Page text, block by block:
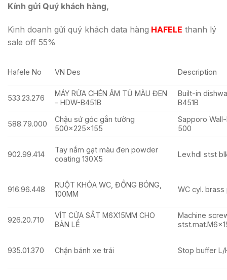
Kính gửi Quý khách hàng,
Kinh doanh gửi quý khách data hàng HAFELE thanh lý
sale off 55%
Hafele No VN Des Description
533.23.276
MÁY RỬA CHÉN ÂM TỦ MÀU ĐEN
– HDW-B451B
Built-in
B451B
588.79.000
Chậu sứ góc gắn tường
500x225x155
Sapporo
500
902.99.414
Tay nắm gạt màu đen powder
coating 130X5
Lev.hdl stst
916.96.448
RUỘT KHÓA WC, ĐỒNG BÓNG,
100MM
WC cyl. brass
926.20.710
VÍT CỬA SẮT M6X15MM CHO
BẢN LỀ
Machine
935.01.370 Chặn bánh xe trái Stop buffer L/